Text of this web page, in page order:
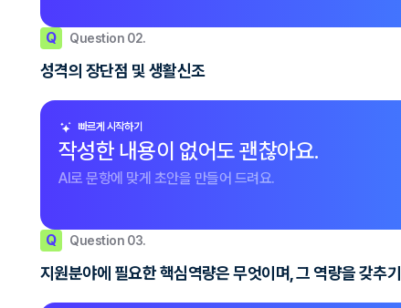
Q Question 02.
성격의 장단점 및 생활신조
빠르게 시작하기
작성한 내용이 없어도 괜찮아요.
AI로 문항에 맞게 초안을 만들어 드려요.
Q Question 03.
지원분야에 필요한 핵심역량은 무엇이며, 그 역량을 갖추